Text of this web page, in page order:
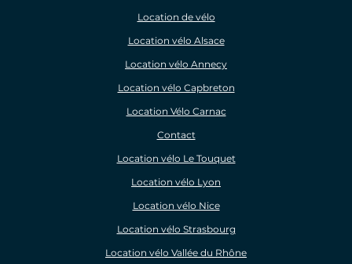
Location de vélo
Location vélo Alsace
Location vélo Annecy
Location vélo Capbreton
Location Vélo Carnac
Contact
Location vélo Le Touquet
Location vélo Lyon
Location vélo Nice
Location vélo Strasbourg
Location vélo Vallée du Rhône